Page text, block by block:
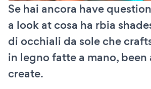
Se hai ancora have
a look at cosa ha rbia
di occhiali da sole che
in legno fatte a mano, been
create.